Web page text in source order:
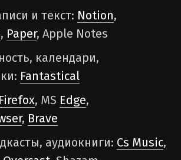
и текст: Notion,
, Paper, Apple Notes
календари,
Fantastical
Firefox, MS Edge,
, Brave
аудиокниги: Cs Music,